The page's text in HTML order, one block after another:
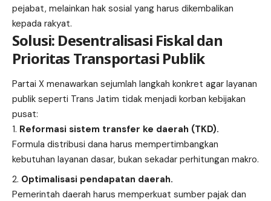
pejabat, melainkan hak sosial yang harus dikembalikan
kepada rakyat.
Solusi: Desentralisasi Fiskal dan
Prioritas Transportasi Publik
Partai X menawarkan sejumlah langkah konkret agar layanan
publik seperti Trans Jatim tidak menjadi korban kebijakan
pusat:
Reformasi sistem transfer ke daerah (TKD).
Formula distribusi dana harus mempertimbangkan
kebutuhan layanan dasar, bukan sekadar perhitungan makro.
Optimalisasi pendapatan daerah.
Pemerintah daerah harus memperkuat sumber pajak dan